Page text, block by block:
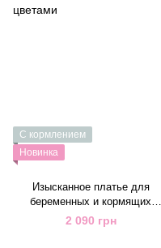
С кормлением
Новинка
Изысканное платье для
беременных и кормящих
молочное с голубыми цветами
2 090 грн